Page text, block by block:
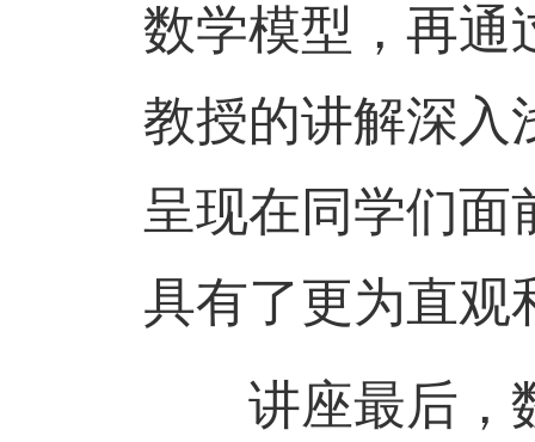
数学模型，再通
教授的讲解深入
呈现在同学们面
具有了更为直观
讲座最后，数